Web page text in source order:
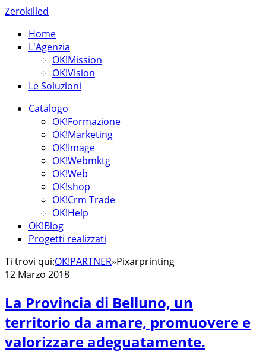
Zerokilled
Home
L'Agenzia
OK!Mission
OK!Vision
Le Soluzioni
Catalogo
OK!Formazione
OK!Marketing
OK!Image
OK!Webmktg
OK!Web
OK!shop
OK!Crm Trade
OK!Help
OK!Blog
Progetti realizzati
Ti trovi qui:OK!PARTNER»Pixarprinting
12 Marzo 2018
La Provincia di Belluno, un
territorio da amare, promuovere e
valorizzare adeguatamente.